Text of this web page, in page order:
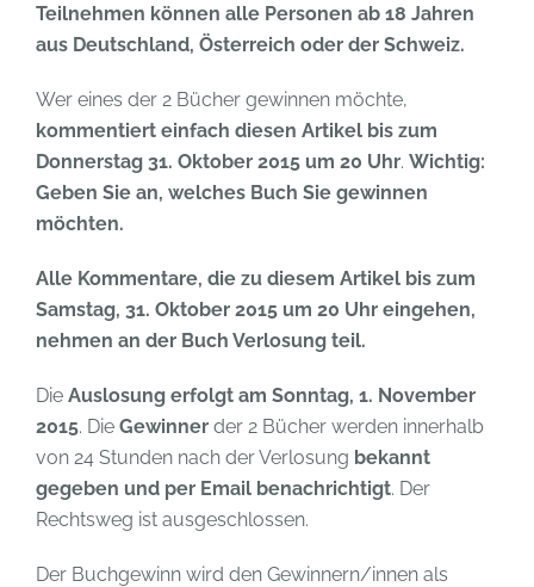
Teilnehmen können alle Personen ab 18 Jahren
aus Deutschland, Österreich oder der Schweiz.
Wer eines der 2 Bücher gewinnen möchte,
kommentiert einfach diesen Artikel bis zum
Donnerstag 31. Oktober 2015 um 20 Uhr. Wichtig:
Geben Sie an, welches Buch Sie gewinnen
möchten.
Alle Kommentare, die zu diesem Artikel bis zum
Samstag, 31. Oktober 2015 um 20 Uhr eingehen,
nehmen an der Buch Verlosung teil.
Die Auslosung erfolgt am Sonntag, 1. November
2015. Die Gewinner der 2 Bücher werden innerhalb
von 24 Stunden nach der Verlosung bekannt
gegeben und per Email benachrichtigt. Der
Rechtsweg ist ausgeschlossen.
Der Buchgewinn wird den Gewinnern/innen als